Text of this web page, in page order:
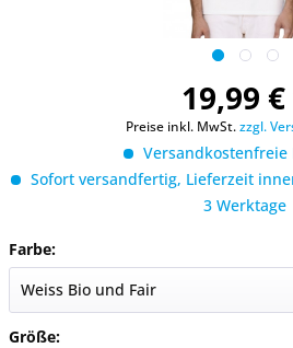
19,99
Preise inkl. MwSt.zzgl.
Versandkostenfreie
Sofort versandfertig, Lieferzeit
3 Werktage
Farbe:
Größe: